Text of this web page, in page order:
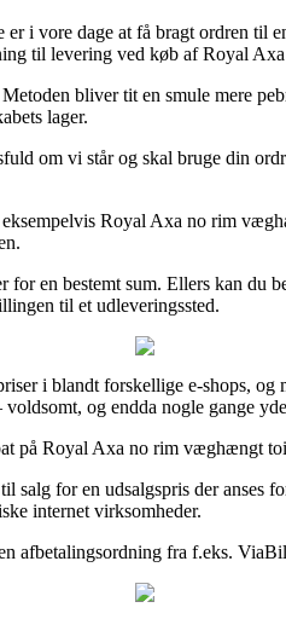
i vore dage at få bragt ordren
til levering ved køb af Royal
bliver tit en smule mere
lager.
om vi står og skal bruge din
Royal Axa no rim
en bestemt sum. Ellers kan du
til et udleveringssted.
i blandt forskellige e-shops,
og endda nogle gange
Royal Axa no rim væghængt
for en udsalgspris der anses
internet virksomheder.
afbetalingsordning fra f.eks.